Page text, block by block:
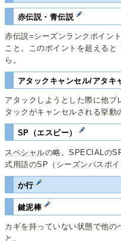
赤伝説・青伝説
赤伝説=シーズンランクポイン
こと。このポイントを超えると
ら。
アタックキャンセル/アタキ
アタックしようとした際に他
タックがキャンセルされる挙動
SP（エスピー）
スペシャルの略。SPECIALの
式用語のSP（シーズンパスポ
か行
鍵泥棒
カギを持っていない状態で他の
と。